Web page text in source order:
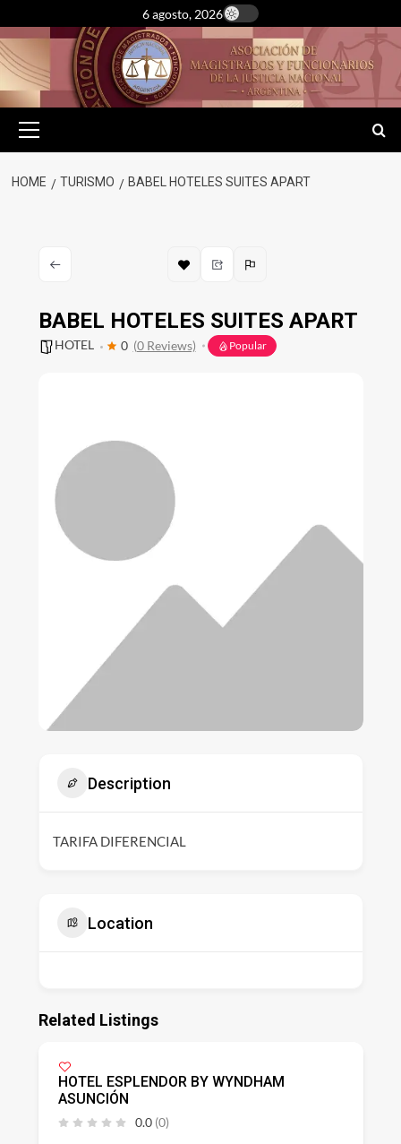
to
content
6 agosto, 2026
Menu
HOME TURISMO BABEL HOTELES SUITES APART
BABEL HOTELES SUITES APART
HOTEL 0 (0 Reviews) Popular
Description
TARIFA DIFERENCIAL
Location
Related Listings
HOTEL ESPLENDOR BY WYNDHAM
ASUNCIÓN
0.0 (0)